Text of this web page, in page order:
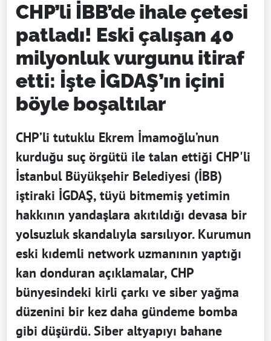
CHP’li İBB’de ihale çetesi
patladı! Eski çalışan 40
milyonluk vurgunu itiraf
etti: İşte İGDAŞ’ın içini
böyle boşaltılar
CHP’li tutuklu Ekrem İmamoğlu’nun
kurduğu suç örgütü ile talan ettiği CHP'li
İstanbul Büyükşehir Belediyesi (İBB)
iştiraki İGDAŞ, tüyü bitmemiş yetimin
hakkının yandaşlara akıtıldığı devasa bir
yolsuzluk skandalıyla sarsılıyor. Kurumun
eski kıdemli network uzmanının yaptığı
kan donduran açıklamalar, CHP
bünyesindeki kirli çarkı ve siber yağma
düzenini bir kez daha gündeme bomba
gibi düşürdü. Siber altyapıyı bahane